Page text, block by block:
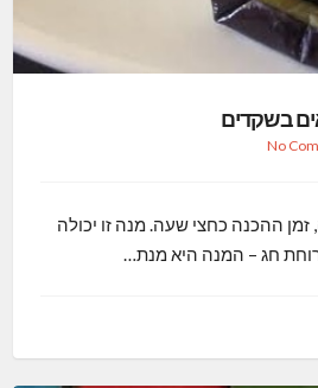
בשקדים
No
ההכנה כחצי שעה. מנה זו יכולה
חג – המנה היא מנת…